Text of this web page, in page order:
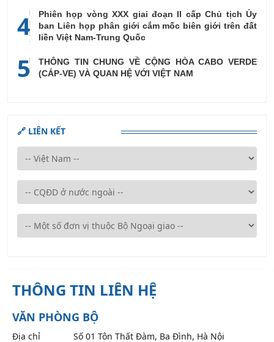
4
Phiên họp vòng XXX giai đoạn II cấp Chủ tịch Ủy
ban Liên họp phân giới cắm mốc biên giới trên đất
liền Việt Nam-Trung Quốc
5
THÔNG TIN CHUNG VỀ CỘNG HÒA CABO VERDE
(CÁP-VE) VÀ QUAN HỆ VỚI VIỆT NAM
🔗 LIÊN KẾT
THÔNG TIN LIÊN HỆ
VĂN PHÒNG BỘ
Địa chỉ Số 01 Tôn Thất Đàm, Ba Đình, Hà Nội